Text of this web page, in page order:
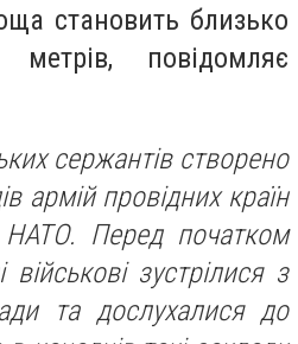
становить близько
повідомляє
сержантів створено
армій провідних країн
НАТО. Перед початком
військові зустрілися з
та дослухалися до